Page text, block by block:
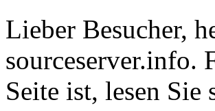
Lieber Besucher,
sourceserver.info.
Seite ist, lesen